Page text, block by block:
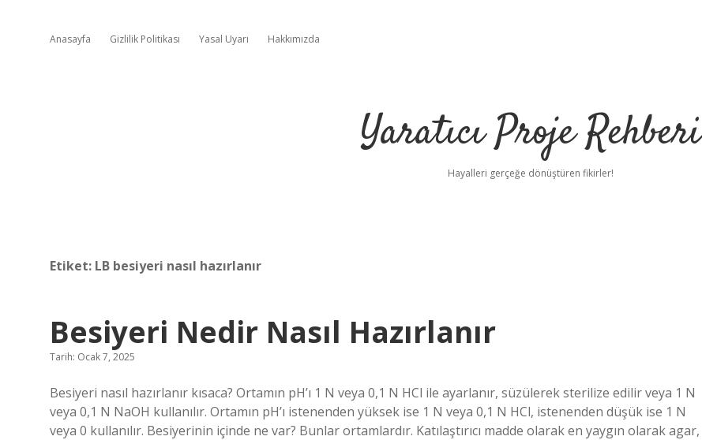
Anasayfa Gizlilik Politikası Yasal Uyarı Hakkımızda
Yaratıcı Proje Rehberi
Hayalleri gerçeğe dönüştüren fikirler!
Etiket: LB besiyeri nasıl hazırlanır
Besiyeri Nedir Nasıl Hazırlanır
Tarih: Ocak 7, 2025
Besiyeri nasıl hazırlanır kısaca? Ortamın pH’ı 1 N veya 0,1 N HCl ile ayarlanır, süzülerek sterilize edilir veya 1 N
veya 0,1 N NaOH kullanılır. Ortamın pH’ı istenenden yüksek ise 1 N veya 0,1 N HCl, istenenden düşük ise 1 N
veya 0 kullanılır. Besiyerinin içinde ne var? Bunlar ortamlardır. Katılaştırıcı madde olarak en yaygın olarak agar,